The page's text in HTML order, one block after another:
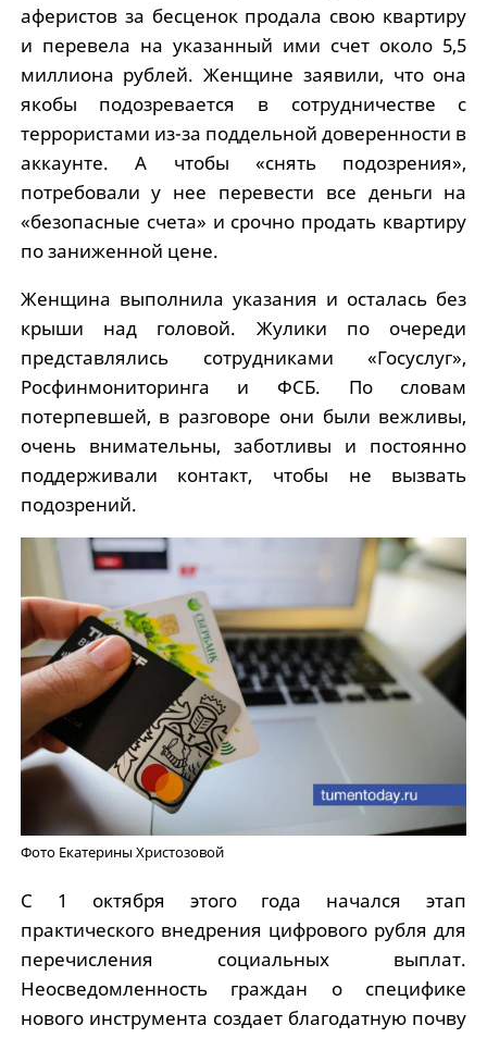
аферистов за бесценок продала свою квартиру
и перевела на указанный ими счет около 5,5
миллиона рублей. Женщине заявили, что она
якобы подозревается в сотрудничестве с
террористами из-за поддельной доверенности в
аккаунте. А чтобы «снять подозрения»,
потребовали у нее перевести все деньги на
«безопасные счета» и срочно продать квартиру
по заниженной цене.
Женщина выполнила указания и осталась без
крыши над головой. Жулики по очереди
представлялись сотрудниками «Госуслуг»,
Росфинмониторинга и ФСБ. По словам
потерпевшей, в разговоре они были вежливы,
очень внимательны, заботливы и постоянно
поддерживали контакт, чтобы не вызвать
подозрений.
Фото Екатерины Христозовой
С 1 октября этого года начался этап
практического внедрения цифрового рубля для
перечисления социальных выплат.
Неосведомленность граждан о специфике
нового инструмента создает благодатную почву